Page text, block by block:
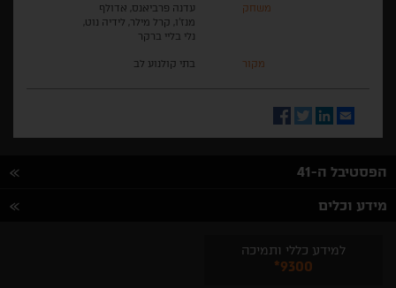
משחק
עדנה פרביאנס, אדולף
מנז'ו, קרל מילר, לידיה נוט,
נלי בליי ברקר
מקור בתי קולנוע לב
Email
LinkedIn
Twitter
Facebook
הפסטיבל ה-41
מידע וכלים
למידע כללי ותמיכה
*9300